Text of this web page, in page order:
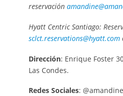
reservación
Hyatt Centric Santiago:
sclct.reservations@hyatt.com
Dirección: Enrique Foster
Las Condes.
Redes Sociales: